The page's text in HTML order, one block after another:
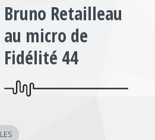
Bruno Retailleau
au micro de
Fidélité 44